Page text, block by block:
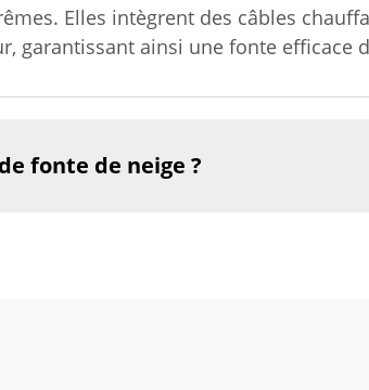
Elles intègrent des câbles
garantissant ainsi une fonte efficace
fonte de neige ?